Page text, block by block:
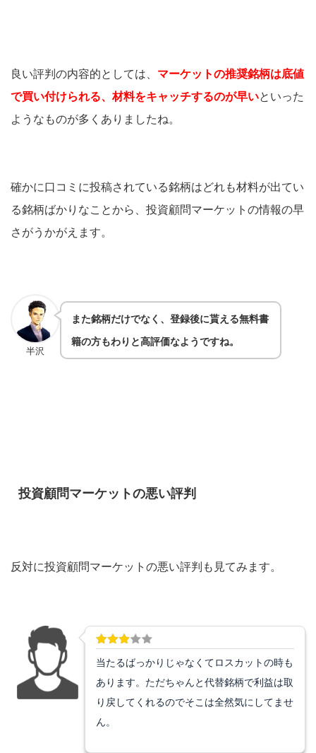
良い評判の内容的としては、 マーケットの推奨銘柄は底値
で買い付けられる、材料をキャッチするのが早いといった
ようなものが多くありましたね。
確かに口コミに投稿されている銘柄はどれも材料が出てい
る銘柄ばかりなことから、投資顧問マーケットの情報の早
さがうかがえます。
半沢
また銘柄だけでなく、登録後に貰える無料書
籍の方もわりと高評価なようですね。
投資顧問マーケットの悪い評判
反対に投資顧問マーケットの悪い評判も見てみます。
当たるばっかりじゃなくてロスカットの時も
あります。ただちゃんと代替銘柄で利益は取
り戻してくれるのでそこは全然気にしてませ
ん。